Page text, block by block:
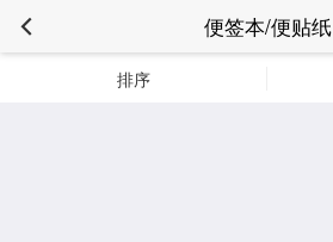
便签本/便贴纸
排序